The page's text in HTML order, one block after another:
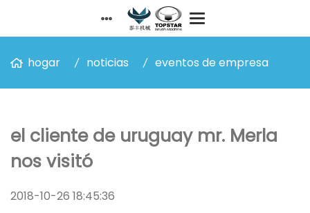
hogar noticias eventos de empresa
el cliente de uruguay mr. Merla
nos visitó
2018-10-26 18:45:36